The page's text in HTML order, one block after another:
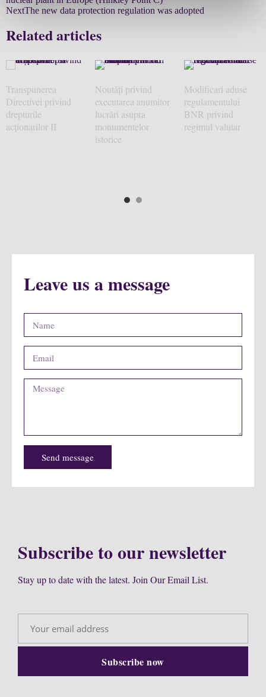
NextThe new data protection regulation was adopted
Related articles
Transpunerea
Directivei privind
drepturile
acționarilor II
Noutăți privind
executarea anumitor
lucrări asupra
monumentelor
istorice
Modificari aduse
regulamentului
BNR privind
regimul valutar
Leave us a message
Send message
Subscribe to our newsletter
Stay up to date with the latest. Join Our Email List.